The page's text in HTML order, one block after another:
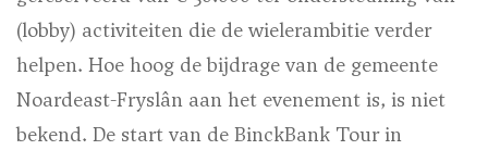
(lobby) activiteiten die de wielerambitie verder
helpen. Hoe hoog de bijdrage van de gemeente
Noardeast-Fryslân aan het evenement is, is niet
bekend. De start van de BinckBank Tour in